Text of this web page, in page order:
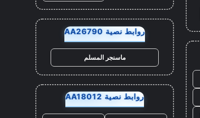
روابط نصية AA26790
ماسنجر المسلم
روابط نصية AA18012